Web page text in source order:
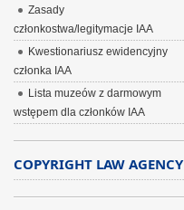
Zasady
członkostwa/legitymacje IAA
Kwestionariusz ewidencyjny
członka IAA
Lista muzeów z darmowym
wstępem dla członków IAA
COPYRIGHT LAW AGENCY